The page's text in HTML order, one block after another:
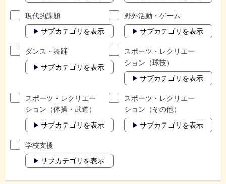
現代的課題
サブカテゴリを表示
野外活動・ゲーム
サブカテゴリを表示
ダンス・舞踊
サブカテゴリを表示
スポーツ・レクリエー
ション（球技）
サブカテゴリを表示
スポーツ・レクリエー
ション（体操・武道）
サブカテゴリを表示
スポーツ・レクリエー
ション（その他）
サブカテゴリを表示
学校支援
サブカテゴリを表示